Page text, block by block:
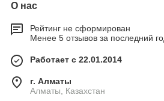
О нас
Рейтинг не сформирован
Менее 5 отзывов за последний
Работает с 22.01.2014
г. Алматы
Алматы, Казахстан